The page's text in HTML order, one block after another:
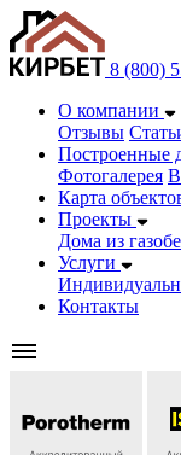
8 (800)
О компании
Отзывы
Построенные
Фотогалерея
Карта
Проекты
Дома из
Услуги
Контакты